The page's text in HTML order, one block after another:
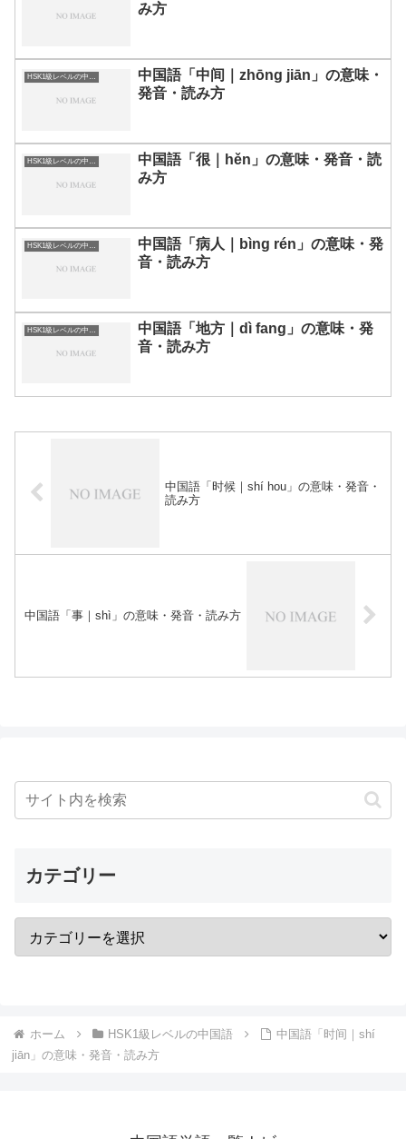
み方
HSK1級レベルの中国語
中国語「中间｜zhōng jiān」の意味・
発音・読み方
HSK1級レベルの中国語
中国語「很｜hěn」の意味・発音・読
み方
中国語「病人｜bìng rén」の意味・発
音・読み方
中国語「地方｜dì fang」の意味・発
音・読み方
中国語「时候｜shí hou」の意味・発音・
読み方
中国語「事｜shì」の意味・発音・読み方
カテゴリー
ホーム HSK1級レベルの中国語
中国語「时间｜shí
jiān」の意味・発音・読み方